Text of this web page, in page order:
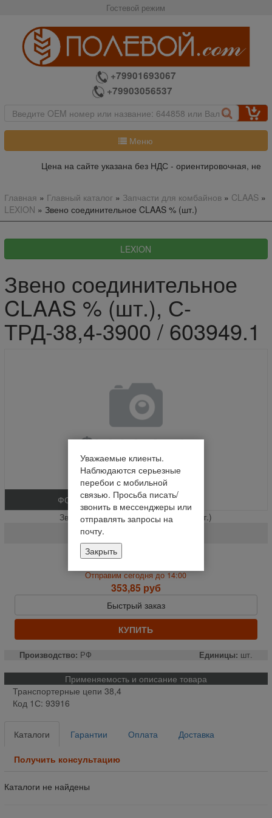
Гостевой режим
+79901693067
+79903056537
Меню
Цена на сайте указана без НДС - ориентировочная, не
Главная » Главный каталог» Запчасти для комбайнов» CLAAS»
LEXION » Звено соединительное CLAAS % (шт.)
Звено соединительное
CLAAS % (шт.), С-
ТРД-38,4-3900 / 603949.1
ФОТО
Звено соединительное CLAAS % (шт.)
С-ТРД-38,4-3900 / 603949.1
На складе
Отправим сегодня до 14:00
353,85 руб
Быстрый заказ
КУПИТЬ
Производство: РФ Единицы: шт.
Применяемость и описание товара
Транспортерные цепи 38,4
Код 1С: 93916
Каталоги Гарантии Оплата Доставка
Получить консультацию
Каталоги не найдены
Уважаемые клиенты.
Наблюдаются серьезные
перебои с мобильной
связью. Просьба писать/
звонить в мессенджеры или
отправлять запросы на
почту.
Закрыть